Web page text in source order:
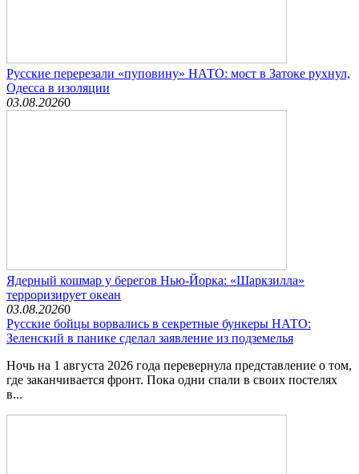
Русские перерезали «пуповину» НАТО: мост в Затоке рухнул,
Одесса в изоляции
03.08.20260
Ядерный кошмар у берегов Нью-Йорка: «Шаркзилла»
терроризирует океан
03.08.20260
Русские бойцы ворвались в секретные бункеры НАТО:
Зеленский в панике сделал заявление из подземелья
Ночь на 1 августа 2026 года перевернула представление о том,
где заканчивается фронт. Пока одни спали в своих постелях
в...